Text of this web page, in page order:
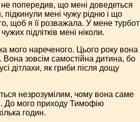
не попередив, що мені доведеться
підкинули мені чужу рідню і що
щоб я її розважала. У мене турбот
підлітків мені ніколи.
мого нареченого. Цього року вона
Вона зовсім самостійна дитина, бо
дітлахи, як гриби після дощу
незрозумілим, чому вона саме
До мого приходу Тимофію
годин.